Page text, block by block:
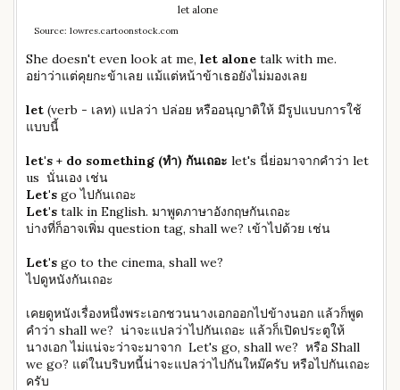
let alone
Source: lowres.cartoonstock.com
She doesn't even look at me, let alone talk with me.
อย่าว่าแต่คุยกะข้าเลย แม้แต่หน้าข้าเธอยังไม่มองเลย
let (verb - เลท) แปลว่า ปล่อย หรืออนุญาติให้ มีรูปแบบการใช้
แบบนี้
let's + do something (ทำ) กันเถอะ let's นี่ย่อมาจากคำว่า let
us นั่นเอง เช่น
Let's go ไปกันเถอะ
Let's talk in English. มาพูดภาษาอังกฤษกันเถอะ
บ่างที่ก็อาจเพิ่ม question tag, shall we? เข้าไปด้วย เช่น
Let's go to the cinema, shall we?
ไปดูหนังกันเถอะ
เคยดูหนังเรื่องหนึ่งพระเอกชวนนางเอกออกไปข้างนอก แล้วก็พูด
คำว่า shall we? น่าจะแปลว่าไปกันเถอะ แล้วก็เปิดประตูให้
นางเอก ไม่แน่จะว่าจะมาจาก Let's go, shall we? หรือ Shall
we go? แต่ในบริบทนี้น่าจะแปลว่าไปกันใหม๊ครับ หรือไปกันเถอะ
ครับ